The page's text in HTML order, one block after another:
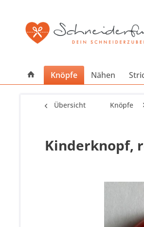
Knöpfe Nähen
Übersicht Knöpfe
Kinderknopf,